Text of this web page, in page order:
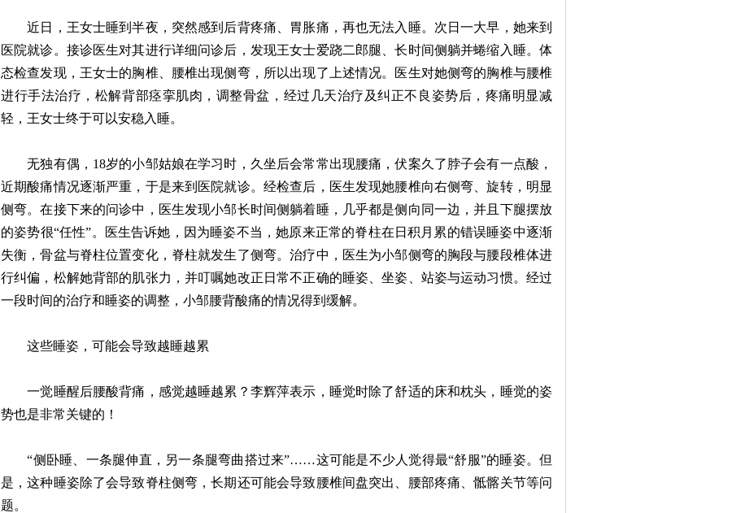
近日，王女士睡到半夜，突然感到后背疼痛、胃胀痛，再也无法入睡。次日一大早，她来到
医院就诊。接诊医生对其进行详细问诊后，发现王女士爱跷二郎腿、长时间侧躺并蜷缩入睡。体
态检查发现，王女士的胸椎、腰椎出现侧弯，所以出现了上述情况。医生对她侧弯的胸椎与腰椎
进行手法治疗，松解背部痉挛肌肉，调整骨盆，经过几天治疗及纠正不良姿势后，疼痛明显减
轻，王女士终于可以安稳入睡。
无独有偶，18岁的小邹姑娘在学习时，久坐后会常常出现腰痛，伏案久了脖子会有一点酸，
近期酸痛情况逐渐严重，于是来到医院就诊。经检查后，医生发现她腰椎向右侧弯、旋转，明显
侧弯。在接下来的问诊中，医生发现小邹长时间侧躺着睡，几乎都是侧向同一边，并且下腿摆放
的姿势很“任性”。医生告诉她，因为睡姿不当，她原来正常的脊柱在日积月累的错误睡姿中逐渐
失衡，骨盆与脊柱位置变化，脊柱就发生了侧弯。治疗中，医生为小邹侧弯的胸段与腰段椎体进
行纠偏，松解她背部的肌张力，并叮嘱她改正日常不正确的睡姿、坐姿、站姿与运动习惯。经过
一段时间的治疗和睡姿的调整，小邹腰背酸痛的情况得到缓解。
这些睡姿，可能会导致越睡越累
一觉睡醒后腰酸背痛，感觉越睡越累？李辉萍表示，睡觉时除了舒适的床和枕头，睡觉的姿
势也是非常关键的！
“侧卧睡、一条腿伸直，另一条腿弯曲搭过来”……这可能是不少人觉得最“舒服”的睡姿。但
是，这种睡姿除了会导致脊柱侧弯，长期还可能会导致腰椎间盘突出、腰部疼痛、骶髂关节等问
题。